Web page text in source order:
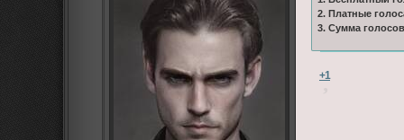
2. Платные
3. Сумма
+1